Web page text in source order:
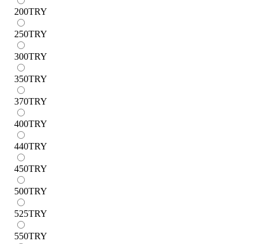
200TRY
250TRY
300TRY
350TRY
370TRY
400TRY
440TRY
450TRY
500TRY
525TRY
550TRY